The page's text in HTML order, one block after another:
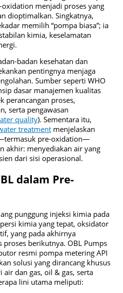
menjadi proses yang
dioptimalkan. Singkatnya,
memilih “pompa biasa”; ia
kimia, keselamatan
badan kesehatan dan
pentingnya menjaga
Sumber seperti WHO
dasar manajemen kualitas
perancangan proses,
serta pengawasan
quality). Sementara itu,
treatmentmenjelaskan
pre-oxidation—
akhir: menyediakan air yang
dari sisi operasional.
dalam Pre-
punggung injeksi kimia pada
kimia yang tepat, oksidator
yang pada akhirnya
proses berikutnya. OBL Pumps
resmi pompa metering API
solusi yang dirancang khusus
dan gas, oil & gas, serta
lini utama meliputi: